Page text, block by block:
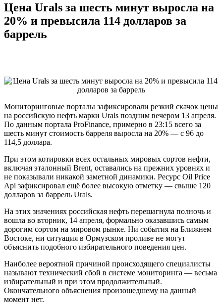
Цена Urals за шесть минут выросла на
20% и превысила 114 долларов за
баррель
Мониторинговые порталы зафиксировали резкий скачок цены
на российскую нефть марки Urals поздним вечером 13 апреля.
По данным портала ProFinance, примерно в 23:15 всего за
шесть минут стоимость барреля выросла на 20% — с 96 до
114,5 доллара.
При этом котировки всех остальных мировых сортов нефти,
включая эталонный Brent, оставались на прежних уровнях и
не показывали никакой заметной динамики. Ресурс Oil Price
Api зафиксировал ещё более высокую отметку — свыше 120
долларов за баррель Urals.
На этих значениях российская нефть перешагнула полночь и
вошла во вторник, 14 апреля, формально оказавшись самым
дорогим сортом на мировом рынке. Ни события на Ближнем
Востоке, ни ситуация в Ормузском проливе не могут
объяснить подобного избирательного поведения цен.
Наиболее вероятной причиной происходящего специалисты
называют технический сбой в системе мониторинга — весьма
избирательный и при этом продолжительный.
Окончательного объяснения произошедшему на данный
момент нет.